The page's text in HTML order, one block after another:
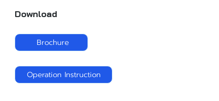
Download
Brochure
Operation Instruction